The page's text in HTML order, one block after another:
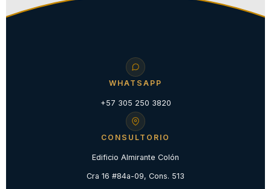
WHATSAPP
+57 305 250 3820
CONSULTORIO
Edificio Almirante Colón
Cra 16 #84a-09, Cons. 513